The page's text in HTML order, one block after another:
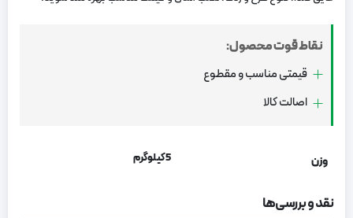
نقاط قوت محصول:
قیمتی مناسب و مقطوع
اصالت کالا
وزن 5 کیلوگرم
نقد و بررسی‌ها